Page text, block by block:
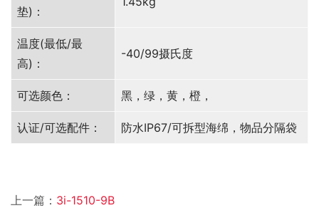
垫)：
温度(最低/最
高)：
-40/99摄氏度
可选颜色： 黑，绿，黄，橙，
认证/可选配件： 防水IP67/可拆型海绵，物品分隔袋
上一篇： 3i-1510-9B